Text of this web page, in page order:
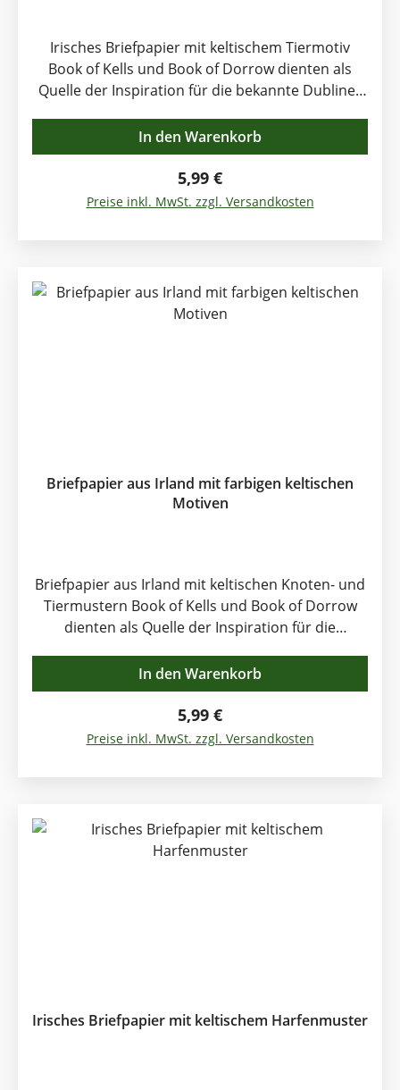
Irisches Briefpapier mit keltischem Tiermotiv
Book of Kells und Book of Dorrow dienten als
Quelle der Inspiration für die bekannte Dubliner
kleinen Kunstwerke. Verschlungene keltische Tier-
und Knotenmotive. 8 Bögen Celtic Notepaper
Briefpapier mit passend bedruckten Umschlägen,
Format ca. 22 x 15 cm Wertige irische
Regulärer Preis:
5,99 €
Preise inkl. MwSt. zzgl. Versandkosten
In den Warenkorb
Briefpapier aus Irland mit farbigen keltischen
Motiven
Briefpapier aus Irland mit keltischen Knoten- und
Tiermustern Book of Kells und Book of Dorrow
dienten als Quelle der Inspiration für die
beim Entwurf dieser kleinen Kunstwerke. 8 Bögen
Celtic Notepaper Briefpapier mit passend
bedruckten Umschlägen Format ca. 22 x 15 cm
Schreiben macht Freude ! Selbstgeschriebene
keltischem Muster nach Originalvorlage
Regulärer Preis:
5,99 €
Preise inkl. MwSt. zzgl. Versandkosten
In den Warenkorb
Irisches Briefpapier mit keltischem Harfenmuster